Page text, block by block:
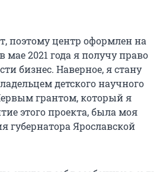
поэтому центр оформлен на
2021 года я получу право
бизнес. Наверное, я стану
детского научного
грантом, который я
этого проекта, была моя
губернатора Ярославской